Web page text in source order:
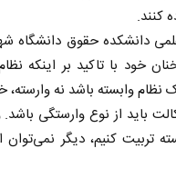
کنند.
دانشکده حقوق دانشگاه
خود با تاکید بر اینکه
وابسته باشد نه وارسته،
باید از نوع وارستگی باشد.
تربیت کنیم، دیگر نمی‌توان